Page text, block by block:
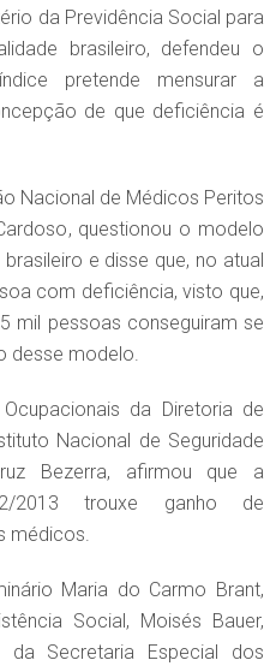
da Previdência Social para
brasileiro, defendeu o
pretende mensurar a
de que deficiência é
Nacional de Médicos Peritos
questionou o modelo
e disse que, no atual
com deficiência, visto que,
mil pessoas conseguiram se
desse modelo.
da Diretoria de
Nacional de Seguridade
Bezerra, afirmou que a
2013 trouxe ganho de
médicos.
Maria do Carmo Brant,
Social, Moisés Bauer,
da Secretaria Especial dos